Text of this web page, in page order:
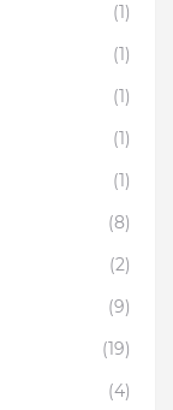
(1)
(1)
(1)
(1)
(1)
(8)
(2)
(9)
(19)
(4)